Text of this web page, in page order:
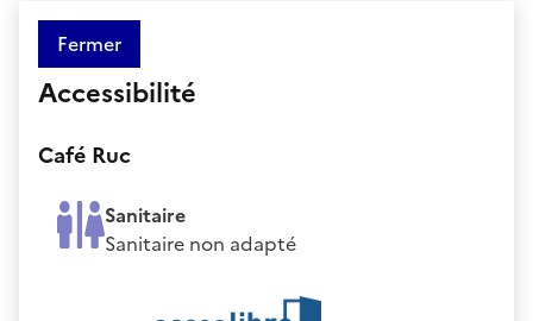
Fermer
Accessibilité
Café Ruc
Sanitaire
Sanitaire non adapté